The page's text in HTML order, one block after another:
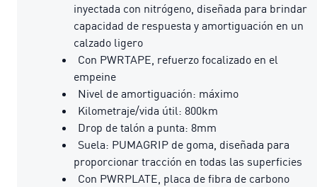
inyectada con nitrógeno, diseñada para brindar
capacidad de respuesta y amortiguación en un
calzado ligero
Con PWRTAPE, refuerzo focalizado en el
empeine
Nivel de amortiguación: máximo
Kilometraje/vida útil: 800km
Drop de talón a punta: 8mm
Suela: PUMAGRIP de goma, diseñada para
proporcionar tracción en todas las superficies
Con PWRPLATE, placa de fibra de carbono